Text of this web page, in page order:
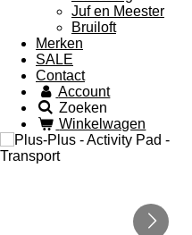
Juf en Meester
Bruiloft
Merken
SALE
Contact
Account
Zoeken
Winkelwagen